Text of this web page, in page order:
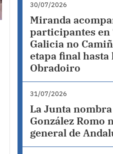
30/07/2026
Miranda
participantes en
Galicia no
etapa final hasta
Obradoiro
31/07/2026
La Junta
González Romo
general de